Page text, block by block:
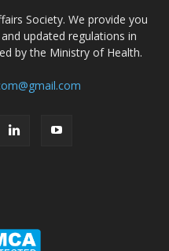
Society. We provide you
updated regulations in
by the Ministry of Health.